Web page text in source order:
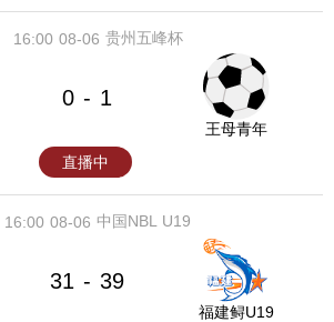
08-06
16:00 贵州五峰杯
0 - 1
王母青年
直播中
08-06
16:00 中国NBL U19
31 - 39
福建鲟U19